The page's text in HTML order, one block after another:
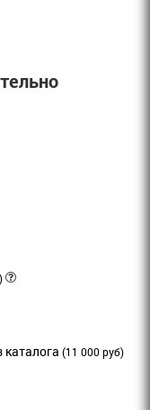
(11 000 руб)